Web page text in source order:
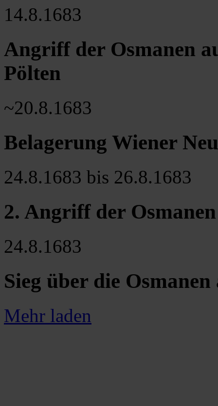
14.8.1683
Angriff der Osmanen
Pölten
~20.8.1683
Belagerung Wiener
24.8.1683 bis 26.8.1683
2. Angriff der
24.8.1683
Sieg über die
Mehr laden